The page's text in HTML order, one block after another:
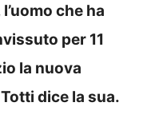
che ha
per 11
la nuova
dice la sua.